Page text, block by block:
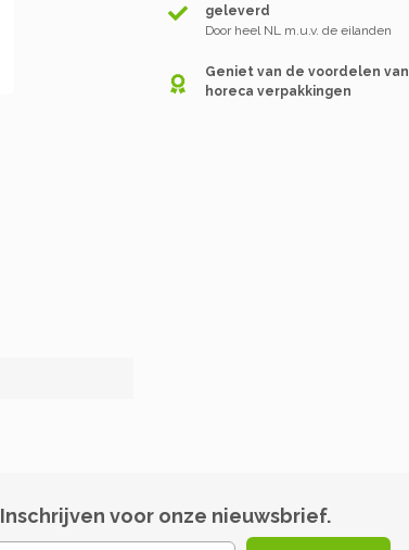
geleverd
Door heel NL m.u.v. de eilanden
Geniet van de voordelen van
horeca verpakkingen
Inschrijven voor onze nieuwsbrief.